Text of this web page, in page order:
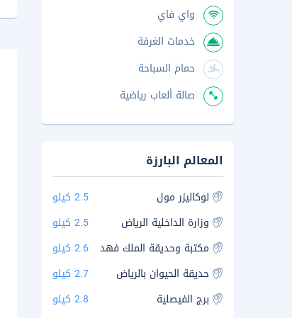
واي فاي
خدمات الغرفة
حمام السباحة
صالة ألعاب رياضية
المعالم البارزة
لوكاليزر مول
2.5 كيلو
وزارة الداخلية الرياض
2.5 كيلو
مكتبة وحديقة الملك فهد
2.6 كيلو
حديقة الحيوان بالرياض
2.7 كيلو
برج الفيصلية
2.8 كيلو